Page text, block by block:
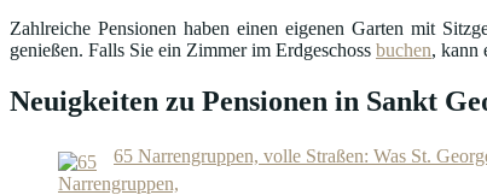
Zahlreiche Pensionen haben einen eigenen Garten mit
genießen. Falls Sie ein Zimmer im Erdgeschoss buchen, kann
Neuigkeiten zu Pensionen in Sankt
65 Narrengruppen, volle Straßen: Was St.